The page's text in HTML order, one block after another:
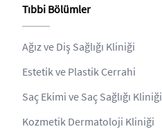
Tıbbi Bölümler
Ağız ve Diş Sağlığı Kliniği
Estetik ve Plastik Cerrahi
Saç Ekimi ve Saç Sağlığı Kliniği
Kozmetik Dermatoloji Kliniği